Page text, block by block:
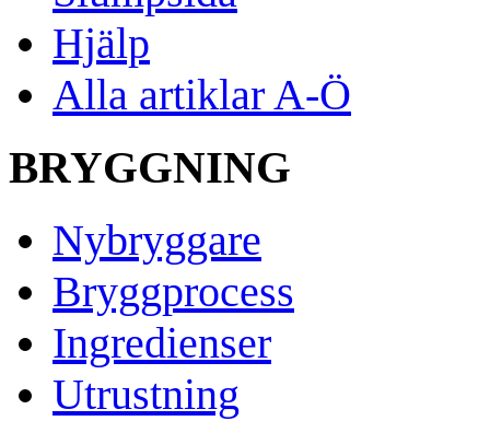
Hjälp
Alla artiklar A-Ö
BRYGGNING
Nybryggare
Bryggprocess
Ingredienser
Utrustning